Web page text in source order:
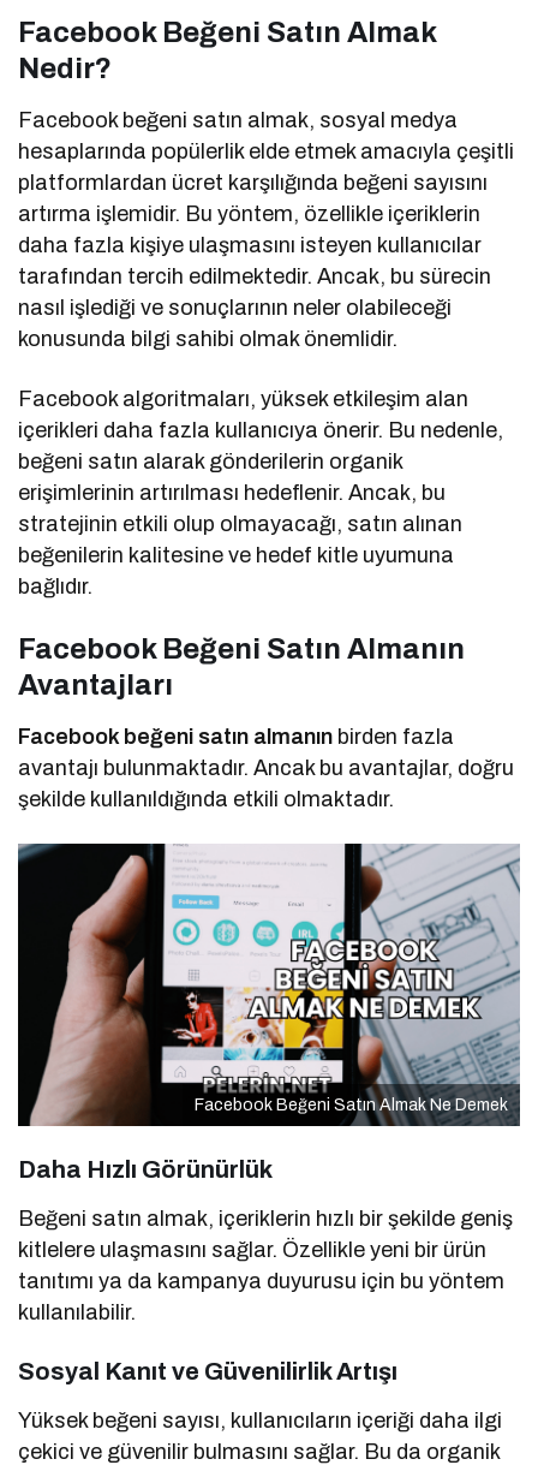
Facebook Beğeni Satın Almak
Nedir?
Facebook beğeni satın almak, sosyal medya
hesaplarında popülerlik elde etmek amacıyla çeşitli
platformlardan ücret karşılığında beğeni sayısını
artırma işlemidir. Bu yöntem, özellikle içeriklerin
daha fazla kişiye ulaşmasını isteyen kullanıcılar
tarafından tercih edilmektedir. Ancak, bu sürecin
nasıl işlediği ve sonuçlarının neler olabileceği
konusunda bilgi sahibi olmak önemlidir.
Facebook algoritmaları, yüksek etkileşim alan
içerikleri daha fazla kullanıcıya önerir. Bu nedenle,
beğeni satın alarak gönderilerin organik
erişimlerinin artırılması hedeflenir. Ancak, bu
stratejinin etkili olup olmayacağı, satın alınan
beğenilerin kalitesine ve hedef kitle uyumuna
bağlıdır.
Facebook Beğeni Satın Almanın
Avantajları
Facebook beğeni satın almanın birden fazla
avantajı bulunmaktadır. Ancak bu avantajlar, doğru
şekilde kullanıldığında etkili olmaktadır.
Facebook Beğeni Satın Almak Ne Demek
Daha Hızlı Görünürlük
Beğeni satın almak, içeriklerin hızlı bir şekilde geniş
kitlelere ulaşmasını sağlar. Özellikle yeni bir ürün
tanıtımı ya da kampanya duyurusu için bu yöntem
kullanılabilir.
Sosyal Kanıt ve Güvenilirlik Artışı
Yüksek beğeni sayısı, kullanıcıların içeriği daha ilgi
çekici ve güvenilir bulmasını sağlar. Bu da organik